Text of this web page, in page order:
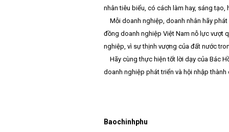
nhân tiêu biểu, có cách làm hay, sáng
Mỗi doanh nghiệp, doanh nhân hãy
đồng doanh nghiệp Việt Nam nỗ lực vượt
nghiệp, vì sự thịnh vượng của đất nước
Hãy cùng thực hiện tốt lời dạy của Bác
doanh nghiệp phát triển và hội nhập thành
Baochinhphu